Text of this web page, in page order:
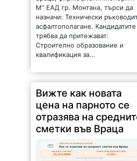
Вижте как новата
цена на парното се
отразява на средните
сметки във Враца
160 | 2026-08-06 09:57:22